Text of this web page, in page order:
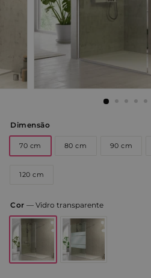
Dimensão
70 cm 80 cm 90 cm
120 cm
Cor—Vidro transparente